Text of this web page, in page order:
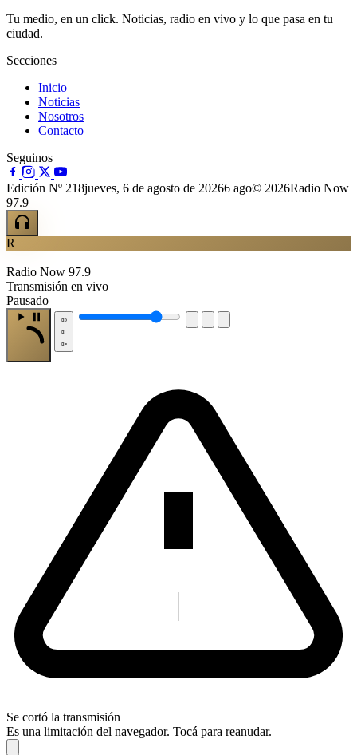
Tu medio, en un click. Noticias, radio en vivo y lo que pasa en tu
ciudad.
Secciones
Inicio
Noticias
Nosotros
Contacto
Seguinos
Edición Nº 218jueves, 6 de agosto de 20266 ago© 2026Radio Now
97.9
R
Radio Now 97.9
Transmisión en vivo
Pausado
Se cortó la transmisión
Es una limitación del navegador. Tocá para reanudar.